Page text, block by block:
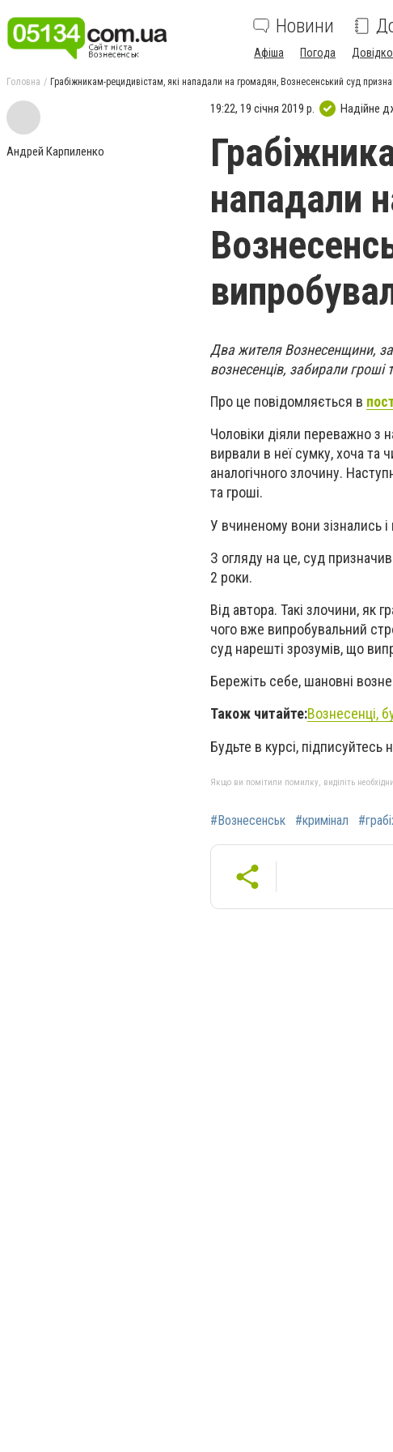
Новини
Афіша Погода
Головна Грабіжникам-рецидивістам, які нападали на громадян, Вознесенський суд
Андрей Карпиленко
19:22, 19 січня 2019 р. Надійне
нападали
Два жителя Вознесенщини,
вознесенців, забирали гроші
Про це повідомляється в
Чоловіки діяли переважно з
вирвали в неї сумку, хоча та
аналогічного злочину.
та гроші.
У вчиненому вони зізнались
З огляду на це, суд
2 роки.
Від автора. Такі злочини, як
чого вже випробувальний
суд нарешті зрозумів, що
Бережіть себе, шановні
Також читайте:Вознесенці,
Будьте в курсі, підписуйтесь
Якщо ви помітили помилку, виділіть
#Вознесенськ #кримінал